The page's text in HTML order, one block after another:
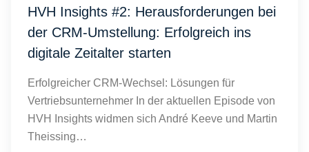
HVH Insights #2: Herausforderungen bei
der CRM-Umstellung: Erfolgreich ins
digitale Zeitalter starten
Erfolgreicher CRM-Wechsel: Lösungen für
Vertriebsunternehmer In der aktuellen Episode von
HVH Insights widmen sich André Keeve und Martin
Theissing…